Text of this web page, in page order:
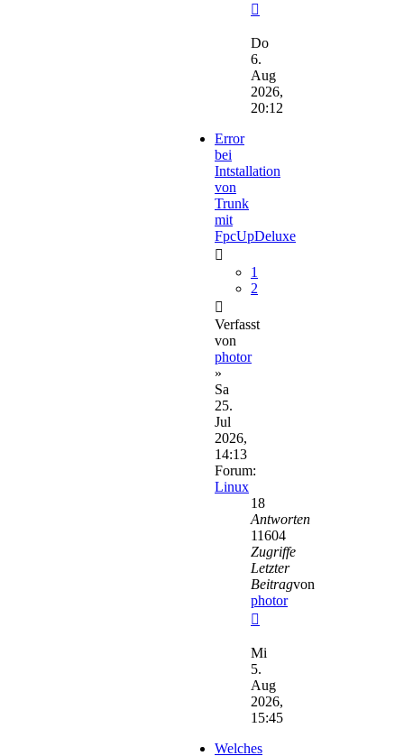
Beitrag
Do
6.
Aug
2026,
20:12
Error
bei
Intstallation
von
Trunk
mit
FpcUpDeluxe
1
2
Verfasst
von
photor
»
Sa
25.
Jul
2026,
14:13
Forum:
Linux
18
Antworten
11604
Zugriffe
Letzter
Beitragvon
photor
Beitrag
Mi
5.
Aug
2026,
15:45
Welches